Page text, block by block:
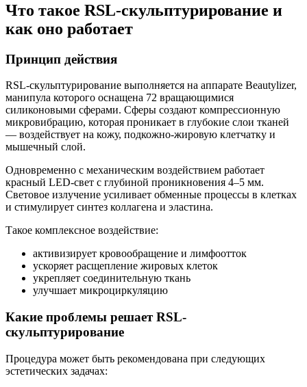
Что такое RSL-скульптурирование и
как оно работает
Принцип действия
RSL-скульптурирование выполняется на аппарате Beautylizer,
манипула которого оснащена 72 вращающимися
силиконовыми сферами. Сферы создают компрессионную
микровибрацию, которая проникает в глубокие слои тканей
— воздействует на кожу, подкожно-жировую клетчатку и
мышечный слой.
Одновременно с механическим воздействием работает
красный LED-свет с глубиной проникновения 4–5 мм.
Световое излучение усиливает обменные процессы в клетках
и стимулирует синтез коллагена и эластина.
Такое комплексное воздействие:
активизирует кровообращение и лимфоотток
ускоряет расщепление жировых клеток
укрепляет соединительную ткань
улучшает микроциркуляцию
Какие проблемы решает RSL-
скульптурирование
Процедура может быть рекомендована при следующих
эстетических задачах: